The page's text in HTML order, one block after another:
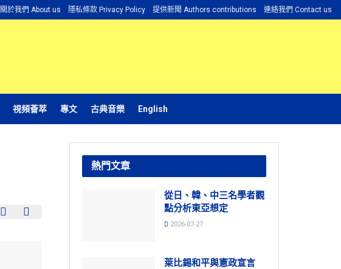
關於我們 About us 隱私條款 Privacy Policy 提供新聞 Authors contributions 連絡我們 Contact us
視頻薈萃 專文 古典音樂 English
熱門文章
從日、韓、中三名學者觀
點分析東亞想定
2026-07-27
萊比錫和平與憲政宣言